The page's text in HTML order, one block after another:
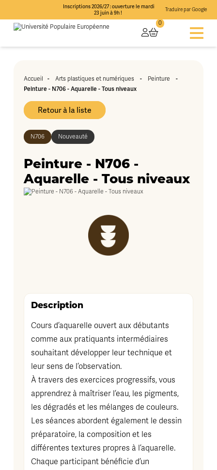
Inscriptions 2026/27 : ouverture le mardi
23 juin à 9h !
Traduire par Google
0
Accueil - Arts plastiques et numériques - Peinture
-
Peinture - N706 - Aquarelle - Tous niveaux
Retour à la liste
N706 Nouveauté
Peinture - N706 -
Aquarelle - Tous niveaux
Description
Cours d’aquarelle ouvert aux débutants
comme aux pratiquants intermédiaires
souhaitant développer leur technique et
leur sens de l’observation.
À travers des exercices progressifs, vous
apprendrez à maîtriser l’eau, les pigments,
les dégradés et les mélanges de couleurs.
Les séances abordent également le dessin
préparatoire, la composition et les
différentes textures propres à l’aquarelle.
Chaque participant bénéficie d’un